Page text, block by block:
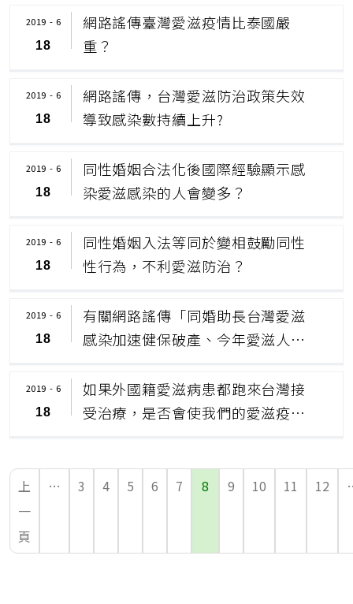
2019 - 6
18
網路謠傳臺灣愛滋疫情比泰國嚴
重？
2019 - 6
18
網路謠傳，台灣愛滋防治政策失效
導致感染數持續上升?
2019 - 6
18
同性婚姻合法化後國際經驗顯示感
染愛滋感染的人會變多？
2019 - 6
18
同性婚姻入法等同於變相鼓勵同性
性行為，不利愛滋防治？
2019 - 6
18
有關網路謠傳「同婚助長台灣愛滋
感染加速健保破產、今年愛滋人數
2019 - 6
18
如果外國籍愛滋病患都跑來台灣接
受治療，是否會使我們的愛滋疫情
上
一
頁
… 3 4 5 6 7 8 9 10 11 12